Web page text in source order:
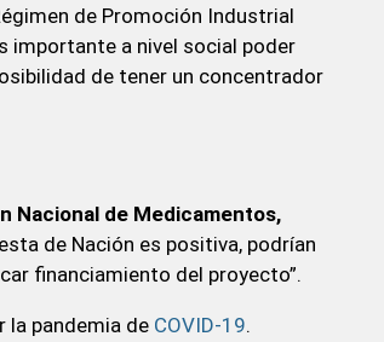
de Promoción Industrial
importante a nivel social poder
de tener un concentrador
Nacional de Medicamentos,
de Nación es positiva, podrían
financiamiento del proyecto”.
la pandemia de COVID-19.